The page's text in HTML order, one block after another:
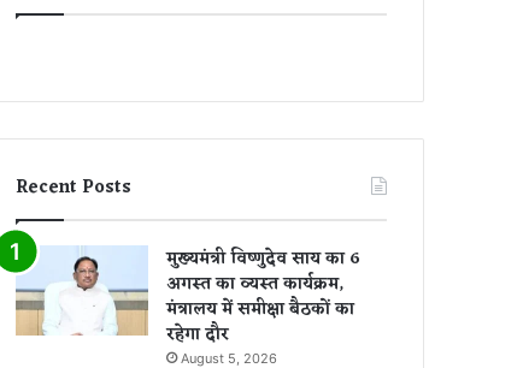
Recent Posts
मुख्यमंत्री विष्णुदेव साय का 6
अगस्त का व्यस्त कार्यक्रम,
मंत्रालय में समीक्षा बैठकों का
रहेगा दौर
August 5, 2026